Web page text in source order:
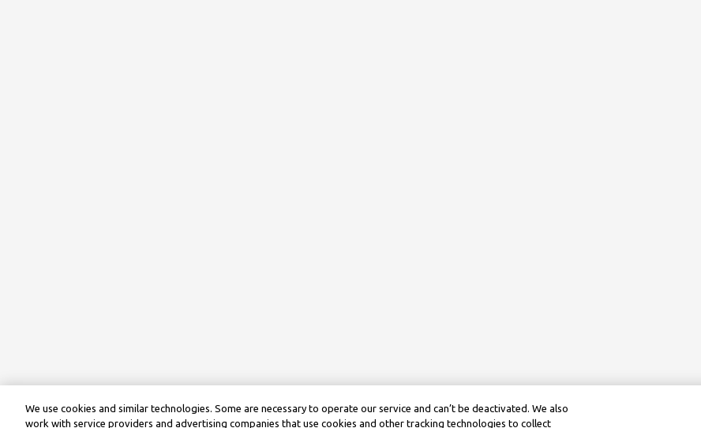
We use cookies and similar technologies. Some are necessary to operate our service and can’t be deactivated. We also
work with service providers and advertising companies that use cookies and other tracking technologies to collect